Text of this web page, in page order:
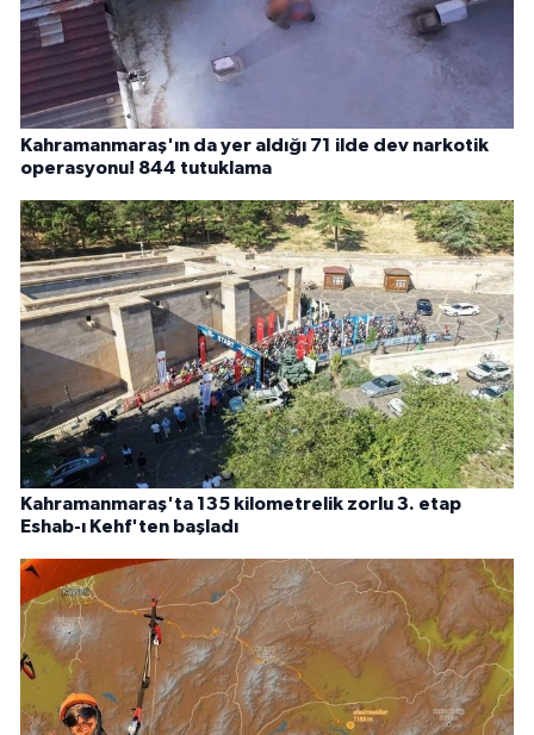
Kahramanmaraş'ın da yer aldığı 71 ilde dev narkotik
operasyonu! 844 tutuklama
Kahramanmaraş'ta 135 kilometrelik zorlu 3. etap
Eshab-ı Kehf'ten başladı